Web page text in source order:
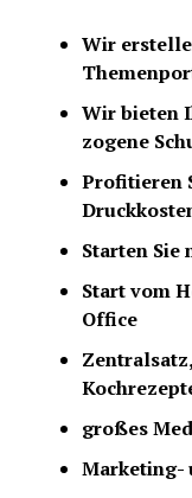
Wir
Wir bie­ten
zo­ge­ne
Pro­fi­tie­ren
Star­ten Sie
Start vom
Office
gro­ßes
Mar­ke­ting-